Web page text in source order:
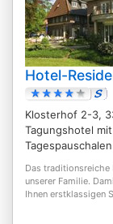
Hotel-
Klosterhof 2-3,
Tagungshotel
Das
unserer Familie.
Ihnen erstklassigen